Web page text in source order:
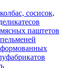
сосисок,
паштетов
формованных